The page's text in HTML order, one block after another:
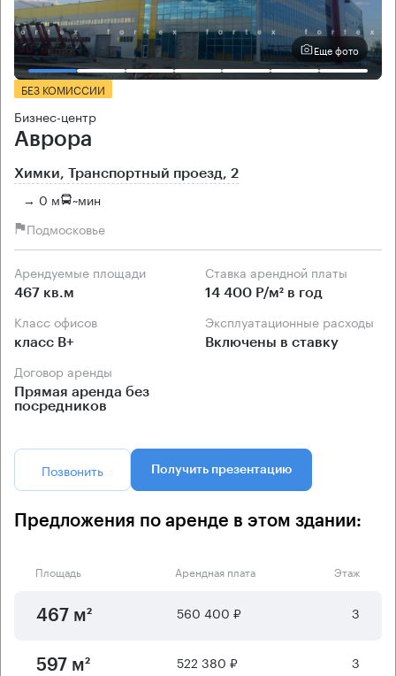
Еще фото
БЕЗ КОМИССИИ
Бизнес-центр
Аврора
Химки, Транспортный проезд, 2
→ 0 м ~мин
Подмосковье
Арендуемые площади
467 кв.м
Ставка арендной платы
14 400 Р/м² в год
Класс офисов
класс B+
Эксплуатационные расходы
Включены в ставку
Договор аренды
Прямая аренда без
посредников
Позвонить Получить презентацию
Предложения по аренде в этом здании:
Площадь Арендная плата Этаж
467 м² 560 400 ₽ 3
597 м² 522 380 ₽ 3